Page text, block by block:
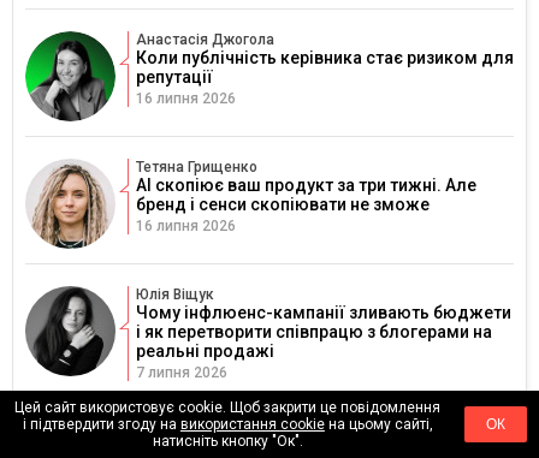
Анастасія Джогола
Коли публічність керівника стає ризиком для
репутації
16 липня 2026
Тетяна Грищенко
AI скопіює ваш продукт за три тижні. Але
бренд і сенси скопіювати не зможе
16 липня 2026
Юлія Віщук
Чому інфлюенс-кампанії зливають бюджети
і як перетворити співпрацю з блогерами на
реальні продажі
7 липня 2026
Дарʼя Черкашина
Стратегія, яка працює: як перетворити
Цей сайт використовує cookie. Щоб закрити це повідомлення
і підтвердити згоду на використання cookieна цьому сайті,
натисніть кнопку "Ок".
ОК